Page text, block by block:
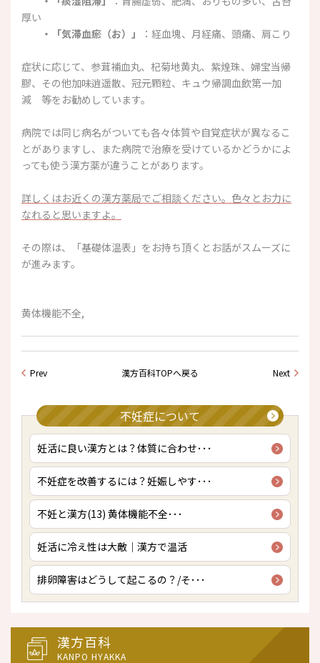
厚い
・「気滞血瘀（お）」
：経血塊、月経痛、頭痛、肩こり
症状に応じて、参茸補血丸、杞菊地黄丸、紫煌珠、婦宝当帰
膠、その他加味逍遥散、冠元顆粒、キュウ帰調血飲第一加
減 等をお勧めしています。
病院では同じ病名がついても各々体質や自覚症状が異なるこ
とがありますし、また病院で治療を受けているかどうかによ
っても使う漢方薬が違うことがあります。
詳しくはお近くの漢方薬局でご相談ください。色々とお力に
なれると思いますよ。
その際は、「基礎体温表」をお持ち頂くとお話がスムーズに
が進みます。
黄体機能不全,
Prev 漢方百科TOPへ戻る Next
不妊症について
妊活に良い漢方とは？体質に合わせ･･･
不妊症を改善するには？妊娠しやす･･･
不妊と漢方(13) 黄体機能不全･･･
妊活に冷え性は大敵｜漢方で温活
排卵障害はどうして起こるの？/そ･･･
漢方百科
KANPO HYAKKA